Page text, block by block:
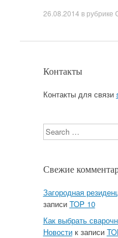
26.08.2014 в рубрике
Контакты
Контакты для связи
Search
Свежие
Загородная
записи TOP 10
Как выбрать
Новостик записи